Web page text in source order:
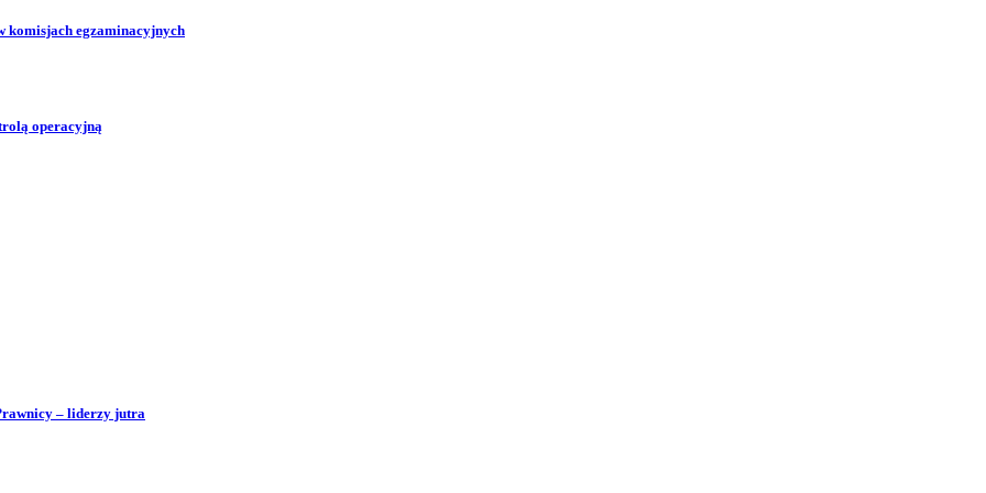
komisjach egzaminacyjnych
operacyjną
– liderzy jutra